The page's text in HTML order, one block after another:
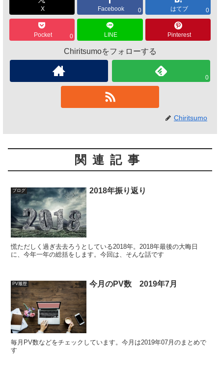
X Facebook 0 はてブ 0
Pocket 0 LINE Pinterest
Chiritsumoをフォローする
0
Chiritsumo
関連記事
ブログ 2018年振り返り
慌ただしく過ぎ去去ろうとしている2018年。2018年最後の大晦日
に、今年一年の総括をします。今回は、そんな話です
PV履歴 今月のPV数 2019年7月
毎月PV数などをチェックしています。今月は2019年07月のまとめで
す